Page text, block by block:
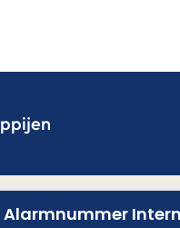
Alarmnummer